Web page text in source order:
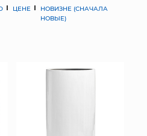
ИГРУШКИ
ЦЕНЕ
НОВИЗНЕ (СНАЧАЛА
НОВЫЕ)